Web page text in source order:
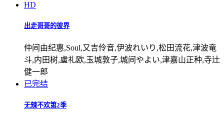
HD
出走哥哥的彼界
仲间由纪惠,Soul,又吉伶音,伊波れいり,松田流花,津波竜
斗,内田树,盧礼欧,玉城敦子,城间やよい,津嘉山正种,寺辻
健一郎
已完结
无辣不欢第2季